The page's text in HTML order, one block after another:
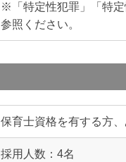
※「特定性犯罪」「特
参照ください。
保育士資格を有する方
採用人数：4名